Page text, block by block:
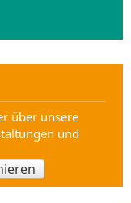
über unsere
und